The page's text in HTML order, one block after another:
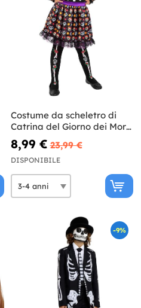
Costume da scheletro di
Catrina del Giorno dei Morti
per bambina
8,99 € 23,99 €
DISPONIBILE
-9%